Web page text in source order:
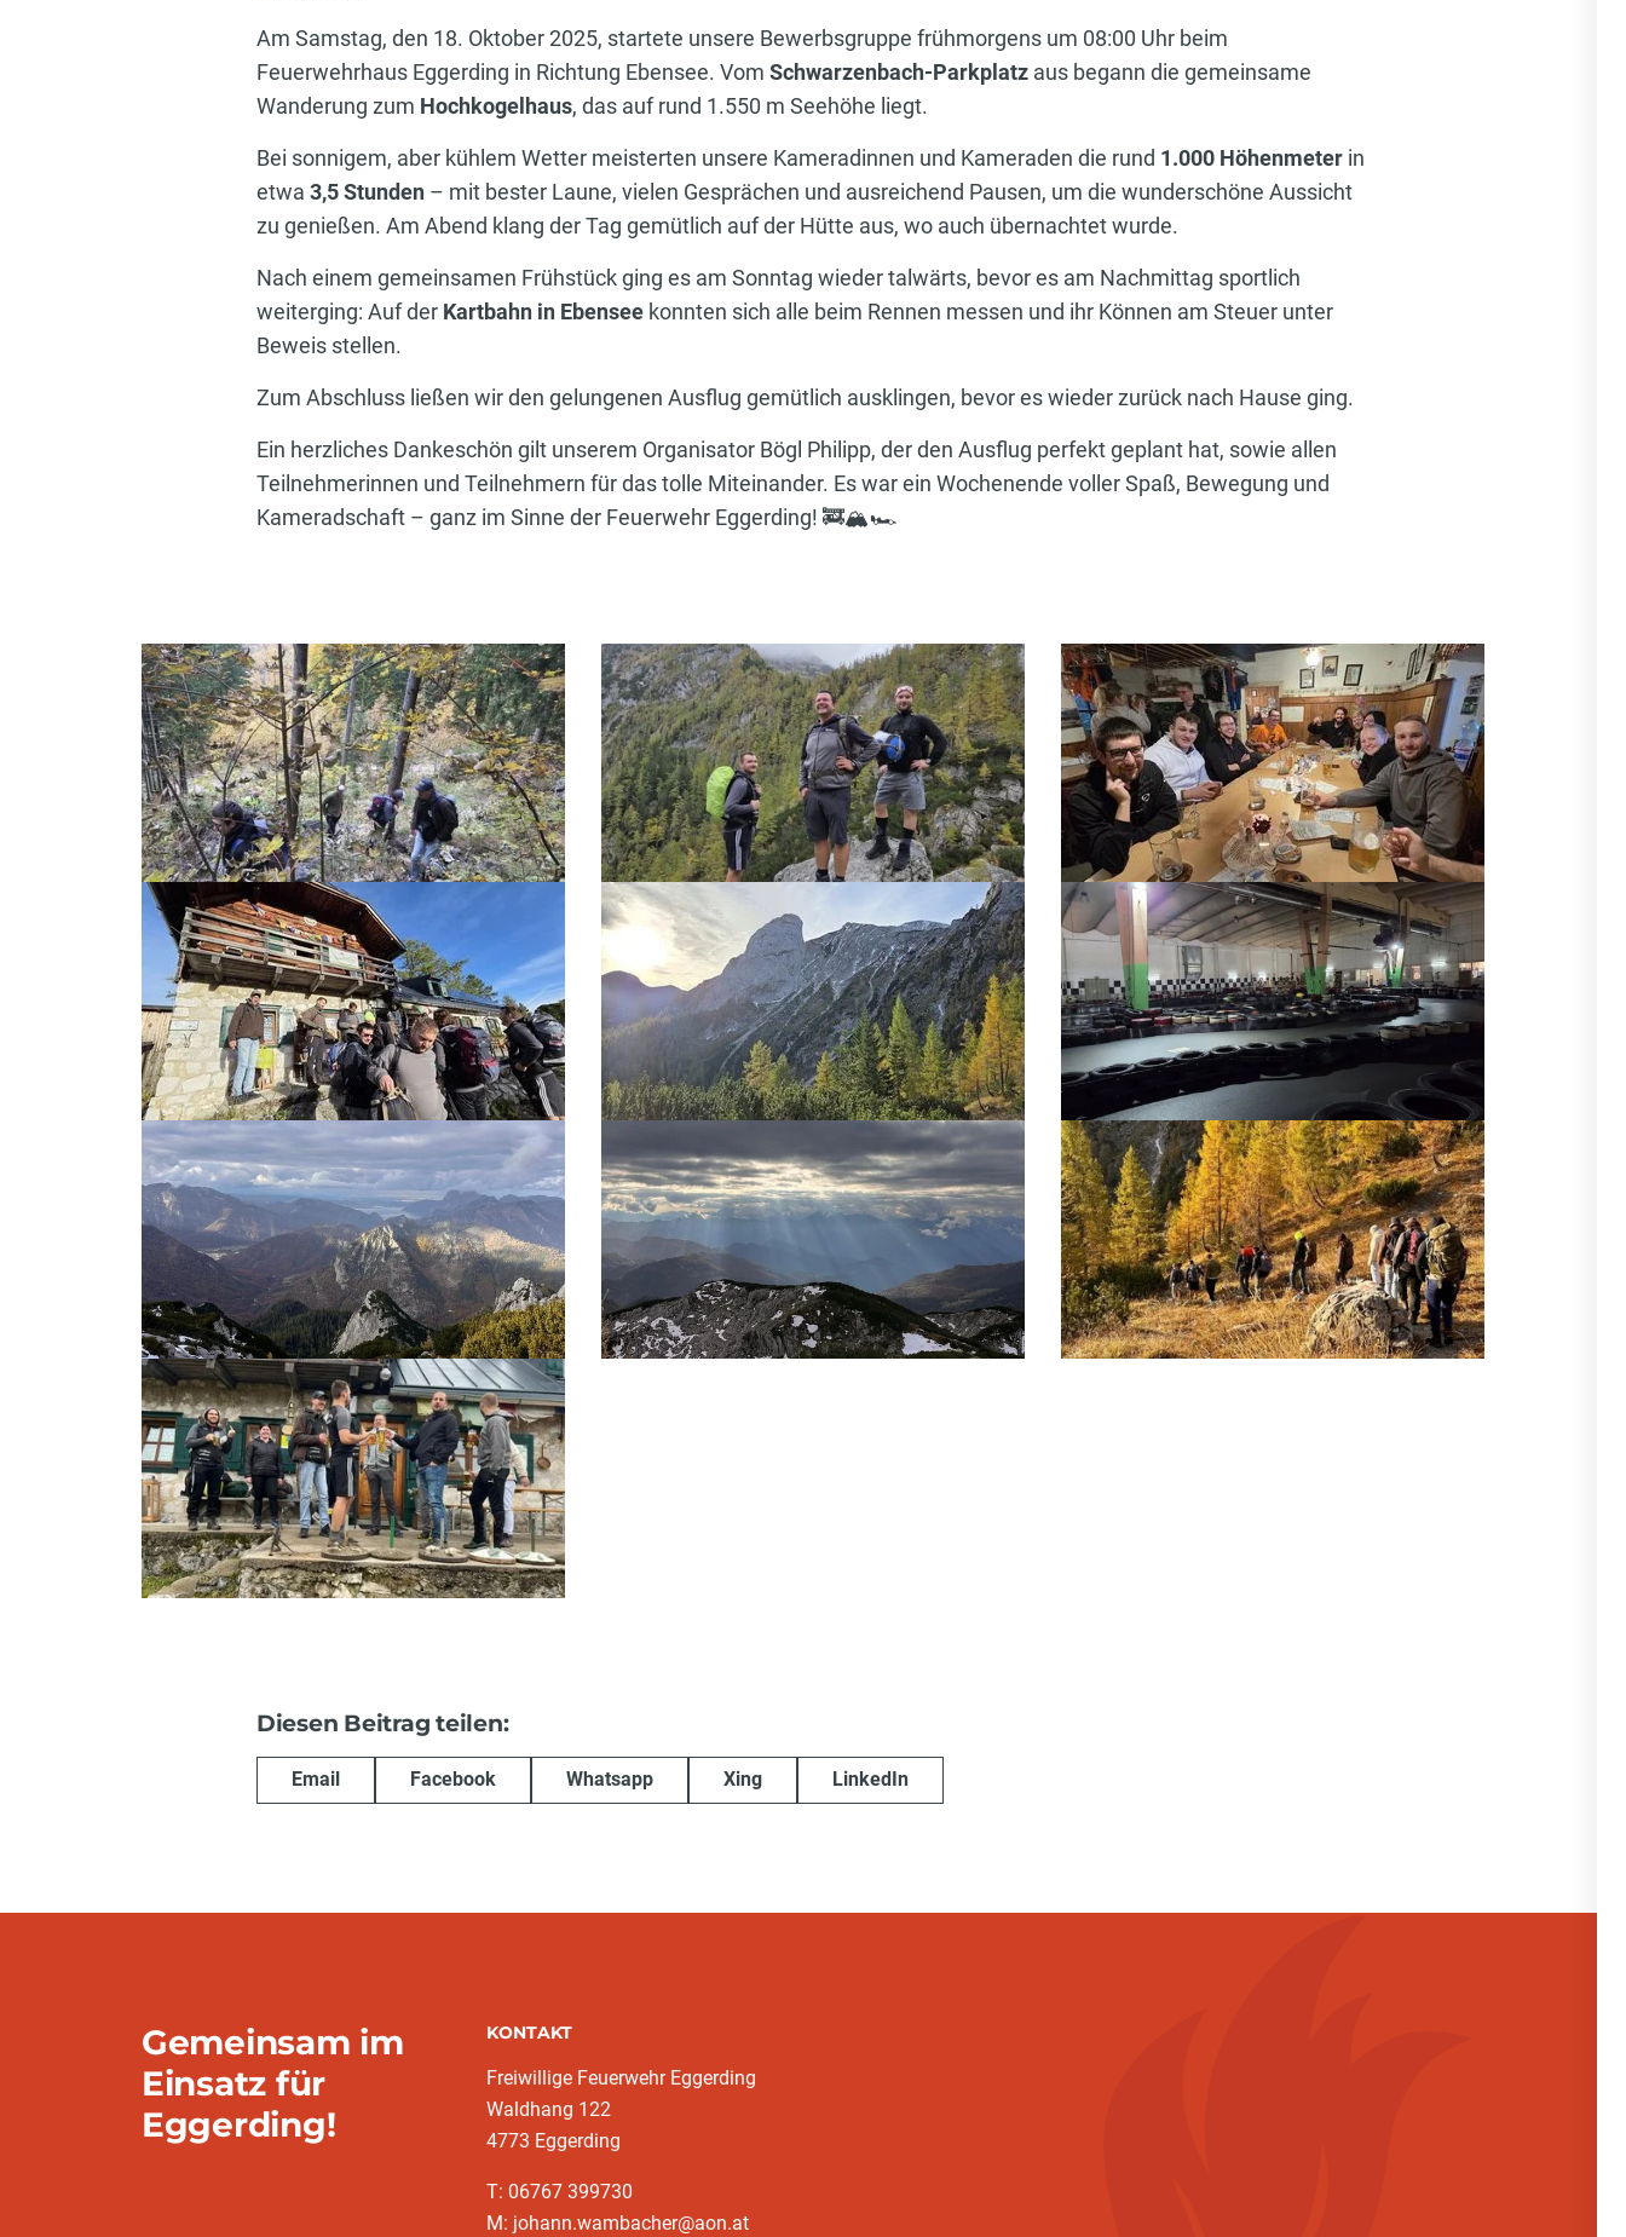
Am Samstag, den 18. Oktober 2025, startete unsere Bewerbsgruppe frühmorgens um 08:00 Uhr beim
Feuerwehrhaus Eggerding in Richtung Ebensee. Vom Schwarzenbach-Parkplatz aus begann die gemeinsame
Wanderung zum Hochkogelhaus, das auf rund 1.550 m Seehöhe liegt.
Bei sonnigem, aber kühlem Wetter meisterten unsere Kameradinnen und Kameraden die rund 1.000 Höhenmeter in
etwa 3,5 Stunden – mit bester Laune, vielen Gesprächen und ausreichend Pausen, um die wunderschöne Aussicht
zu genießen. Am Abend klang der Tag gemütlich auf der Hütte aus, wo auch übernachtet wurde.
Nach einem gemeinsamen Frühstück ging es am Sonntag wieder talwärts, bevor es am Nachmittag sportlich
weiterging: Auf der Kartbahn in Ebensee konnten sich alle beim Rennen messen und ihr Können am Steuer unter
Beweis stellen.
Zum Abschluss ließen wir den gelungenen Ausflug gemütlich ausklingen, bevor es wieder zurück nach Hause ging.
Ein herzliches Dankeschön gilt unserem Organisator Bögl Philipp, der den Ausflug perfekt geplant hat, sowie allen
Teilnehmerinnen und Teilnehmern für das tolle Miteinander. Es war ein Wochenende voller Spaß, Bewegung und
Kameradschaft – ganz im Sinne der Feuerwehr Eggerding! 🚒🏔️🏎️
Diesen Beitrag teilen:
Email Facebook Whatsapp Xing LinkedIn
Gemeinsam im
Einsatz für
Eggerding!
KONTAKT
Freiwillige Feuerwehr Eggerding
Waldhang 122
4773 Eggerding
T: 06767 399730
M: johann.wambacher@aon.at